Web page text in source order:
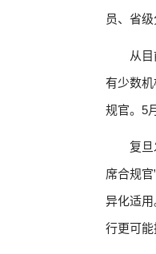
员、省
从
有少数
规官。5
复
席合规
异化适
行更可能